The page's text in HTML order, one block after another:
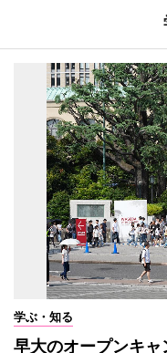
学ぶ・知る
早大のオープンキ